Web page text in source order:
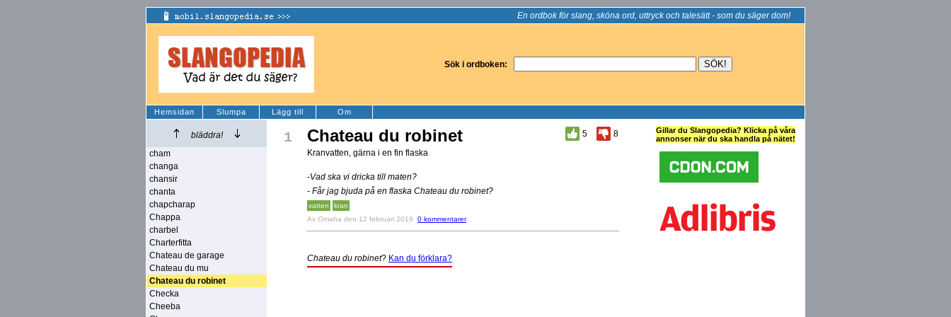
En ordbok för slang, sköna ord, uttryck och talesätt - som du säger dom!
Sök i ordboken:
Hemsidan Slumpa Lägg till Om
bläddra!
cham
changa
chansir
chanta
chapcharap
Chappa
charbel
Charterfitta
Chateau de garage
Chateau du mu
Chateau du robinet
Checka
Cheeba
1 Chateau du robinet 5
8
Kranvatten, gärna i en fin flaska
-Vad ska vi dricka till maten?
- Får jag bjuda på en flaska Chateau du robinet?
vatten
kran
Av Omaha den 12 februari 2019 0 kommentarer
Chateau du robinet? Kan du förklara?
Gillar du Slangopedia? Klicka på våra
annonser när du ska handla på nätet!